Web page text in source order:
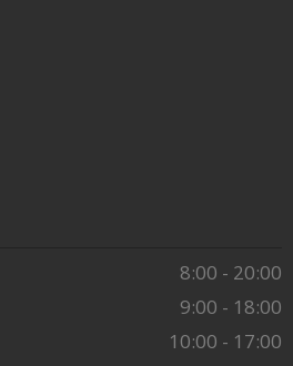
8:00 - 20:00
9:00 - 18:00
10:00 - 17:00